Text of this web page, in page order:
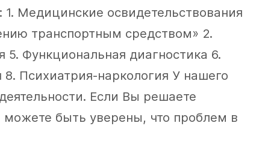
Медицинские освидетельствования
транспортным средством» 2.
Функциональная диагностика 6.
Психиатрия-наркология У нашего
Если Вы решаете
быть уверены, что проблем в